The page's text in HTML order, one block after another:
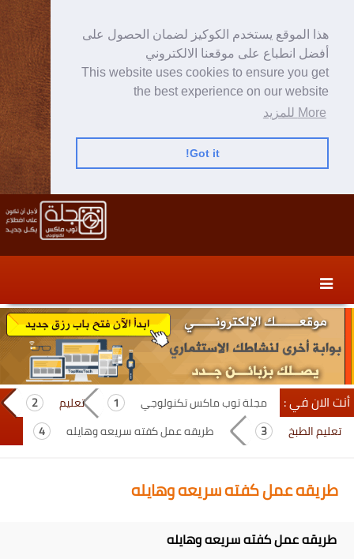
هذا الموقع يستخدم الكوكيز لضمان الحصول على
أفضل انطباع على موقعنا الالكتروني
This website uses cookies to ensure you get
the best experience on our website
More للمزيد
Got it!
content
secondary
content
أنت الان في : مجلة توب ماكس تكنولوجي
تعليم
تعليم الطبخ
طريقه عمل كفته سريعه وهايله
طريقه عمل كفته سريعه وهايله
طريقه عمل كفته سريعه وهايله